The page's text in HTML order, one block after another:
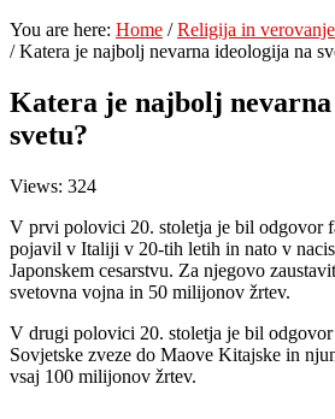
You are here: Home / Religija in verovanje
/Katera je najbolj nevarna ideologija na
Katera je najbolj
svetu?
Views: 324
V prvi polovici 20. stoletja je bil odgovor
pojavil v Italiji v 20-tih letih in nato v
Japonskem cesarstvu. Za njegovo
svetovna vojna in 50 milijonov žrtev.
V drugi polovici 20. stoletja je bil
Sovjetske zveze do Maove Kitajske in
vsaj 100 milijonov žrtev.